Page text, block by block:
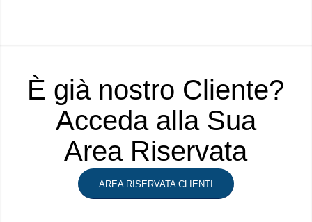
È già nostro Cliente?
Acceda alla Sua
Area Riservata
AREA RISERVATA CLIENTI